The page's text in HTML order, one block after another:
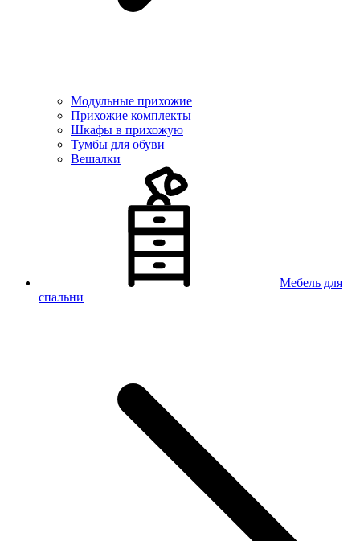
Модульные прихожие
Прихожие комплекты
Шкафы в прихожую
Тумбы для обуви
Вешалки
Мебель для
спальни